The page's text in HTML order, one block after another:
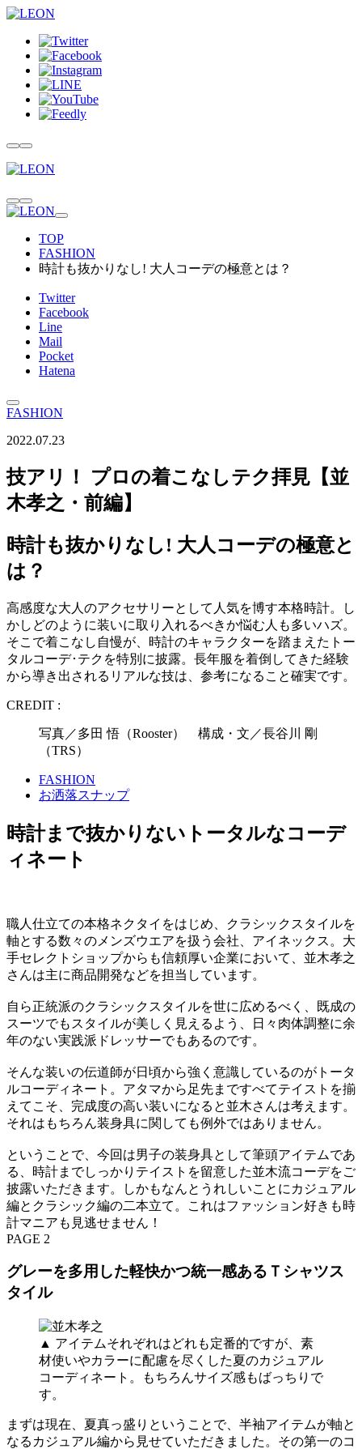
TOP
FASHION
時計も抜かりなし! 大人コーデの極意とは？
Twitter
Facebook
Line
Mail
Pocket
Hatena
FASHION
2022.07.23
技アリ！ プロの着こなしテク拝見【並
木孝之・前編】
時計も抜かりなし! 大人コーデの極意と
は？
高感度な大人のアクセサリーとして人気を博す本格時計。し
かしどのように装いに取り入れるべきか悩む人も多いハズ。
そこで着こなし自慢が、時計のキャラクターを踏まえたトー
タルコーデ･テクを特別に披露。長年服を着倒してきた経験
から導き出されるリアルな技は、参考になること確実です。
CREDIT :
写真／多田 悟（Rooster） 構成・文／長谷川 剛
（TRS）
FASHION
お洒落スナップ
時計まで抜かりないトータルなコーデ
ィネート
職人仕立ての本格ネクタイをはじめ、クラシックスタイルを
軸とする数々のメンズウエアを扱う会社、アイネックス。大
手セレクトショップからも信頼厚い企業において、並木孝之
さんは主に商品開発などを担当しています。
自ら正統派のクラシックスタイルを世に広めるべく、既成の
スーツでもスタイルが美しく見えるよう、日々肉体調整に余
年のない実践派ドレッサーでもあるのです。
そんな装いの伝道師が日頃から強く意識しているのがトータ
ルコーディネート。アタマから足先まですべてテイストを揃
えてこそ、完成度の高い装いになると並木さんは考えます。
それはもちろん装身具に関しても例外ではありません。
ということで、今回は男子の装身具として筆頭アイテムであ
る、時計までしっかりテイストを留意した並木流コーデをご
披露いただきます。しかもなんとうれしいことにカジュアル
編とクラシック編の二本立て。これはファッション好きも時
計マニアも見逃せません！
PAGE 2
グレーを多用した軽快かつ統一感あるＴシャツス
タイル
▲ アイテムそれぞれはどれも定番的ですが、素
材使いやカラーに配慮を尽くした夏のカジュアル
コーディネート。もちろんサイズ感もばっちりで
す。
まずは現在、夏真っ盛りということで、半袖アイテムが軸と
なるカジュアル編から見せていただきました。その第一のコ